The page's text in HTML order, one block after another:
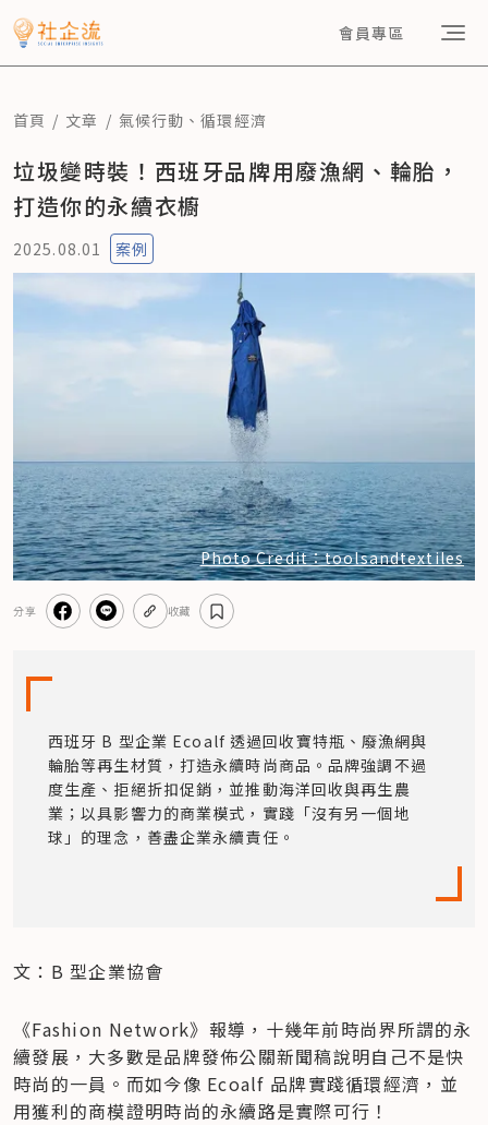
會員專區
首頁 文章 氣候行動 、循環經濟
垃圾變時裝！西班牙品牌用廢漁網、輪胎，
打造你的永續衣櫥
2025.08.01 案例
Photo Credit：toolsandtextiles
分享 收藏
西班牙 B 型企業 Ecoalf 透過回收寶特瓶、廢漁網與
輪胎等再生材質，打造永續時尚商品。品牌強調不過
度生產、拒絕折扣促銷，並推動海洋回收與再生農
業；以具影響力的商業模式，實踐「沒有另一個地
球」的理念，善盡企業永續責任。
文：B 型企業協會
《Fashion Network》報導，十幾年前時尚界所謂的永
續發展，大多數是品牌發佈公關新聞稿說明自己不是快
時尚的一員。而如今像 Ecoalf 品牌實踐循環經濟，並
用獲利的商模證明時尚的永續路是實際可行！